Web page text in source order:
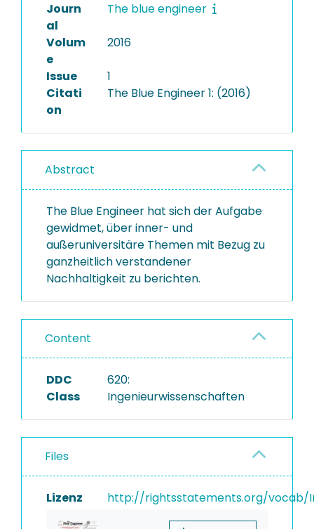
Journ
al
The blue engineer
Volum
e
2016
Issue
1
Citati
on
The Blue Engineer 1: (2016)
Abstract
The Blue Engineer hat sich der Aufgabe
gewidmet, über inner- und
außeruniversitäre Themen mit Bezug zu
ganzheitlich verstandener
Nachhaltigkeit zu berichten.
Content
DDC
Class
620:
Ingenieurwissenschaften
Files
Lizenz http://rightsstatements.org/vocab/